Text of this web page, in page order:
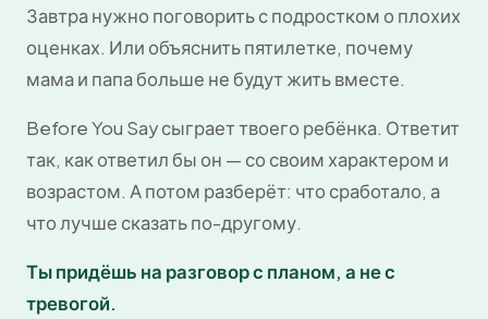
Завтра нужно поговорить с подростком о плохих
оценках. Или объяснить пятилетке, почему
мама и папа больше не будут жить вместе.
Before You Say сыграет твоего ребёнка. Ответит
так, как ответил бы он — со своим характером и
возрастом. А потом разберёт: что сработало, а
что лучше сказать по-другому.
Ты придёшь на разговор с планом, а не с
тревогой.